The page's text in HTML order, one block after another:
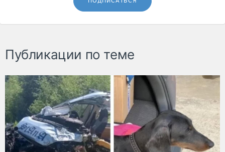
Публикации по теме